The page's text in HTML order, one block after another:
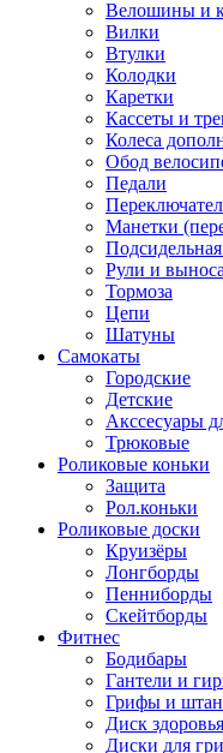
Велошины и
Вилки
Втулки
Колодки
Каретки
Кассеты и
Колеса
Обод
Педали
Манетки
Рули и
Тормоза
Цепи
Шатуны
Самокаты
Городские
Детские
Акссесуары
Трюковые
Роликовые коньки
Защита
Рол.коньки
Роликовые доски
Круизёры
Лонгборды
Пенниборды
Скейтборды
Фитнес
Бодибары
Гантели и
Грифы и
Диск здоровья
Диски для